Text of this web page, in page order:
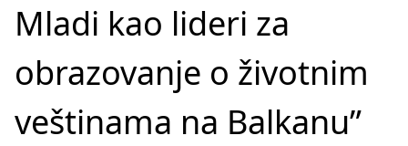
Mladi kao lideri za
obrazovanje o životnim
veštinama na Balkanu”